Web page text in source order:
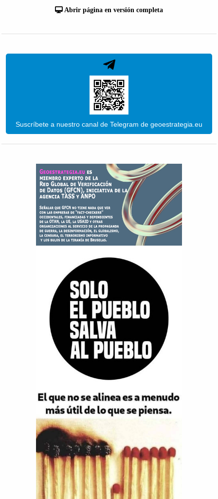
Abrir página en versión completa
Suscríbete a nuestro canal de Telegram de geoestrategia.eu